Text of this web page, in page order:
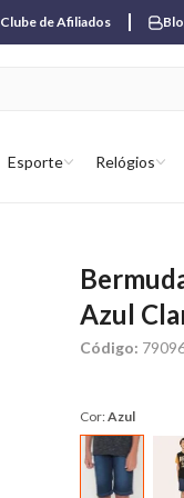
Clube de Afiliados
Esporte Relógios
Azul
Código:
Cor:Azul